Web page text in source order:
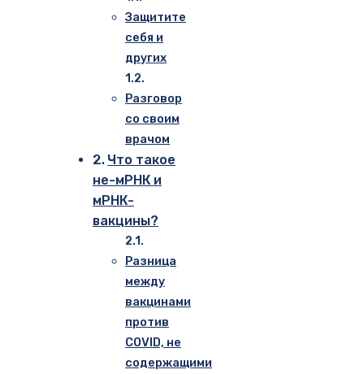
Защитите
себя и
других
Разговор
со своим
врачом
Что такое
не-мРНК и
мРНК-
вакцины?
Разница
между
вакцинами
против
COVID, не
содержащими